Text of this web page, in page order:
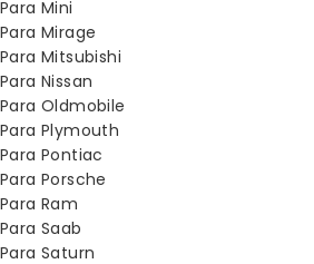
Para Mini
Para Mirage
Para Mitsubishi
Para Nissan
Para Oldmobile
Para Plymouth
Para Pontiac
Para Porsche
Para Ram
Para Saab
Para Saturn